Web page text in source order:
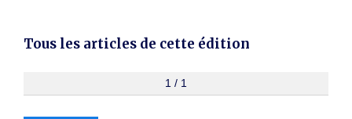
Dates
au
Tous les articles de cette édition
1 / 1